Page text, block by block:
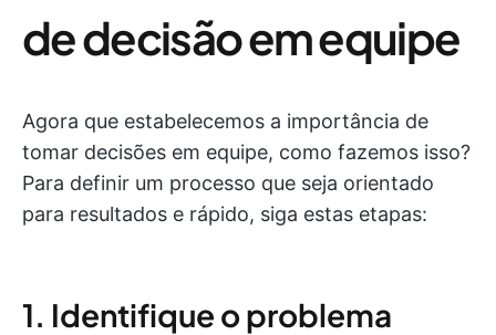
de decisão em equipe
Agora que estabelecemos a importância de
tomar decisões em equipe, como fazemos isso?
Para definir um processo que seja orientado
para resultados e rápido, siga estas etapas:
1. Identifique o problema